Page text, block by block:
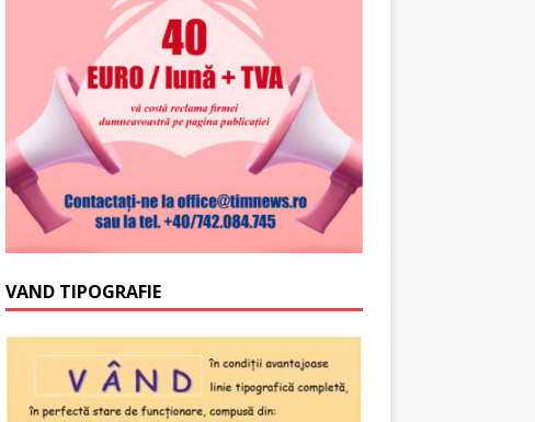
VAND TIPOGRAFIE